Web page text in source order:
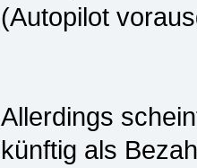
(Autopilot
Allerdings
künftig als